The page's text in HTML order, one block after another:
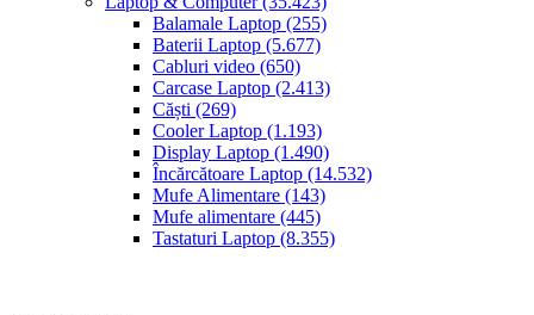
Balamale Laptop (255)
Baterii Laptop (5.677)
Cabluri video (650)
Carcase Laptop (2.413)
Căști (269)
Cooler Laptop (1.193)
Display Laptop (1.490)
Încărcătoare Laptop (14.532)
Mufe Alimentare (143)
Mufe alimentare (445)
Tastaturi Laptop (8.355)